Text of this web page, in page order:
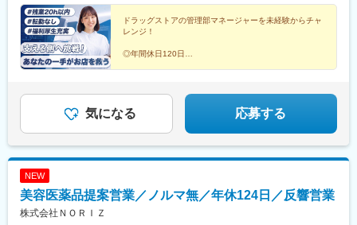
ドラッグストアの管理部マネージャーを未経験からチャ
レンジ！
◎年間休日120日
◎福利厚生充実
気になる 応募する
NEW
美容医薬品提案営業／ノルマ無／年休124日／反響営業
株式会社ＮＯＲＩＺ